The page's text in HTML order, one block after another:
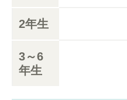
2年生
3～6
年生